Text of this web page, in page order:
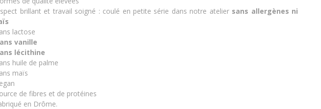
brillant et travail soigné : coulé en petite série dans notre atelier sans allergènes ni
lactose
vanille
lécithine
huile de palme
maïs
de fibres et de protéines
en Drôme.